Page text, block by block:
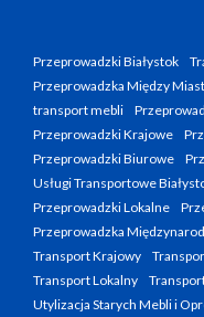
Przeprowadzki Białystok
Przeprowadzka Między
transport mebli
Przeprowadzki Krajowe
Przeprowadzki Biurowe
Usługi Transportowe
Przeprowadzki Lokalne
Przeprowadzka
Transport Krajowy
Transport Lokalny
Utylizacja Starych Mebli i